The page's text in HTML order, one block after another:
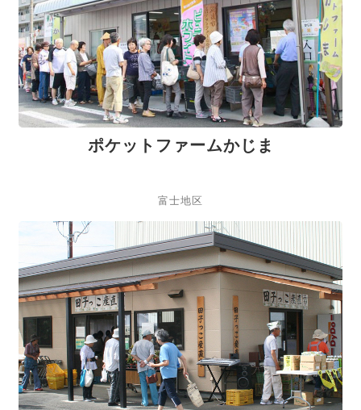
ポケットファームかじま
富士地区